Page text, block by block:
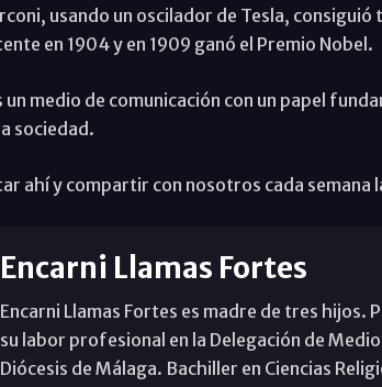
usando un oscilador de Tesla,
en 1904 y en 1909 ganó el Premio Nobel.
un medio de comunicación con un papel
sociedad.
ahí y compartir con nosotros cada semana
Encarni Llamas Fortes
Encarni Llamas Fortes es madre de tres hijos.
su labor profesional en la Delegación de
Diócesis de Málaga. Bachiller en Ciencias